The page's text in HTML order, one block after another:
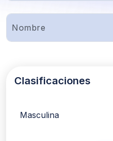
Clasificaciones
Masculina